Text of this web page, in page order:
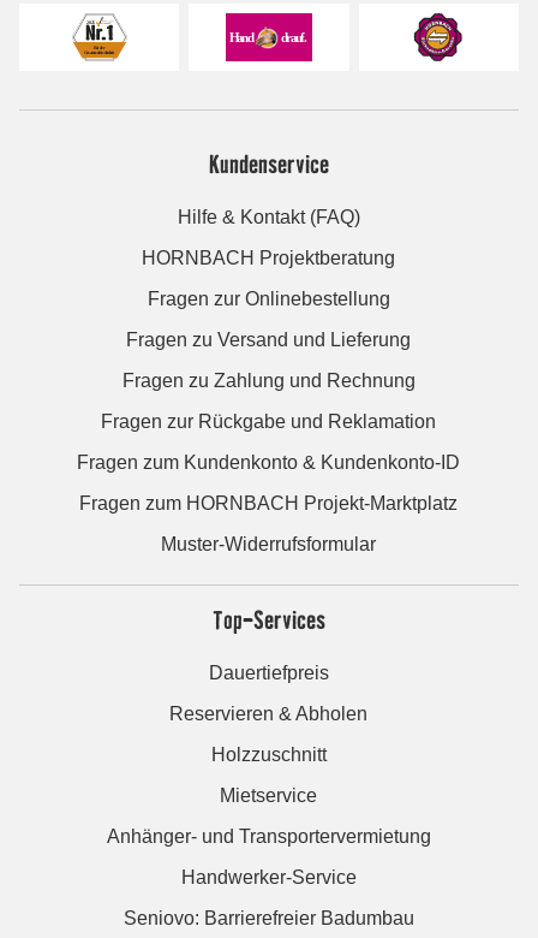
Kundenservice
Hilfe & Kontakt (FAQ)
HORNBACH Projektberatung
Fragen zur Onlinebestellung
Fragen zu Versand und Lieferung
Fragen zu Zahlung und Rechnung
Fragen zur Rückgabe und Reklamation
Fragen zum Kundenkonto & Kundenkonto-ID
Fragen zum HORNBACH Projekt-Marktplatz
Muster-Widerrufsformular
Top-Services
Dauertiefpreis
Reservieren & Abholen
Holzzuschnitt
Mietservice
Anhänger- und Transportervermietung
Handwerker-Service
Seniovo: Barrierefreier Badumbau